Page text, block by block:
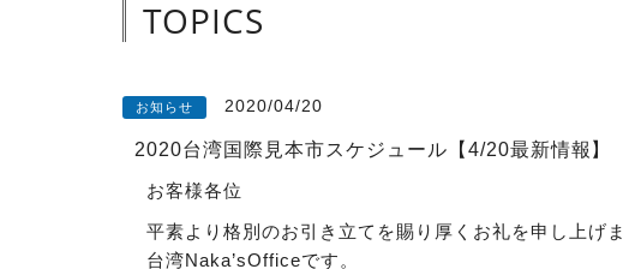
TOPICS
お知らせ 2020/04/20
2020台湾国際見本市スケジュール【4/20最新情報】
お客様各位
平素より格別のお引き立てを賜り厚くお礼を申し上げま
台湾Naka’sOfficeです。